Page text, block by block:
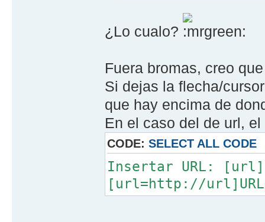
¿Lo cualo?
Fuera bromas, creo
Si dejas la flecha/
que hay encima de
En el caso del de url,
CODE:SELECT ALL CODE
Insertar URL:
[url=http://